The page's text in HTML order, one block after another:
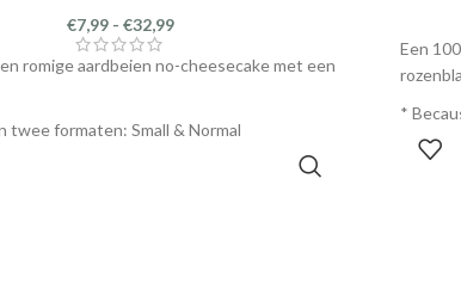
€7,99 - €32,99
romige aardbeien no-cheesecake met een
twee formaten: Small & Normal
Een
*